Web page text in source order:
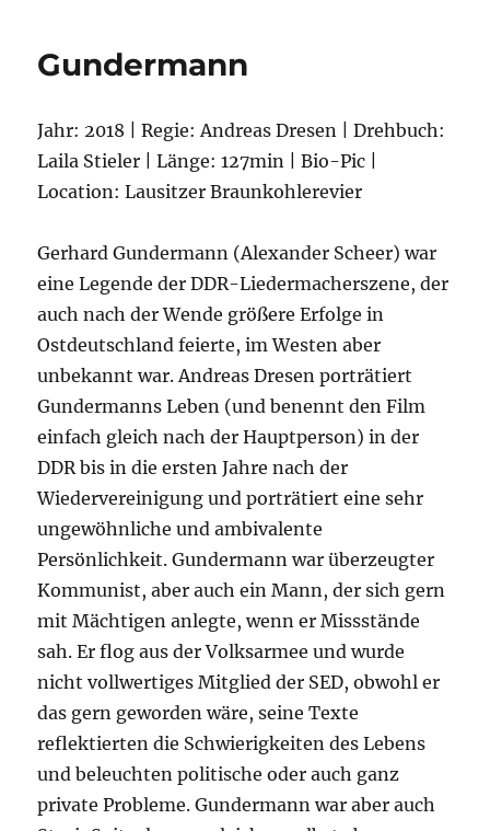
Gundermann
Jahr: 2018 | Regie: Andreas Dresen | Drehbuch:
Laila Stieler | Länge: 127min | Bio-Pic |
Location: Lausitzer Braunkohlerevier
Gerhard Gundermann (Alexander Scheer) war
eine Legende der DDR-Liedermacherszene, der
auch nach der Wende größere Erfolge in
Ostdeutschland feierte, im Westen aber
unbekannt war. Andreas Dresen porträtiert
Gundermanns Leben (und benennt den Film
einfach gleich nach der Hauptperson) in der
DDR bis in die ersten Jahre nach der
Wiedervereinigung und porträtiert eine sehr
ungewöhnliche und ambivalente
Persönlichkeit. Gundermann war überzeugter
Kommunist, aber auch ein Mann, der sich gern
mit Mächtigen anlegte, wenn er Missstände
sah. Er flog aus der Volksarmee und wurde
nicht vollwertiges Mitglied der SED, obwohl er
das gern geworden wäre, seine Texte
reflektierten die Schwierigkeiten des Lebens
und beleuchten politische oder auch ganz
private Probleme. Gundermann war aber auch